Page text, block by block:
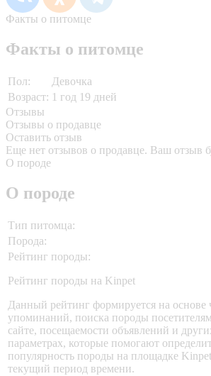
Факты о питомце
Факты о питомце
Пол:
Девочка
Возраст: 1 год 19 дней
Отзывы
Отзывы о продавце
Оставить отзыв
Еще нет отзывов о продавце. Ваш отзыв
О породе
О породе
Тип питомца:
Порода:
Рейтинг породы:
Рейтинг породы на Kinpet
Данный рейтинг формируется на основе
упоминаний, поиска породы
сайте, посещаемости объявлений и
параметрах, которые помогают
популярность породы на площадке
текущий период времени.